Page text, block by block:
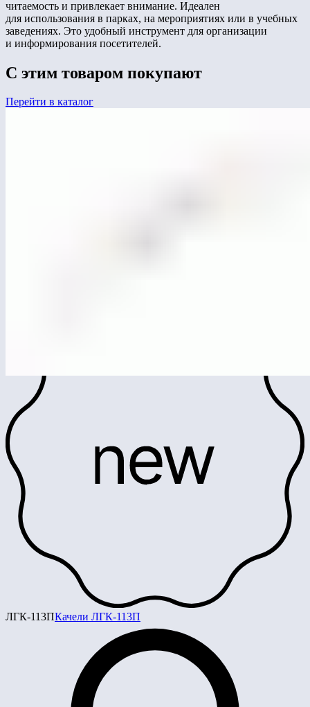
читаемость и привлекает внимание. Идеален
для использования в парках, на мероприятиях или в учебных
заведениях. Это удобный инструмент для организации
и информирования посетителей.
С этим товаром покупают
Перейти в каталог
ЛГК-113ПКачели ЛГК-113П